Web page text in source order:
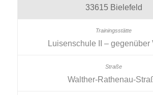
33615 Bielefeld
Luisenschule II – gegenüber
Walther-Rathenau-